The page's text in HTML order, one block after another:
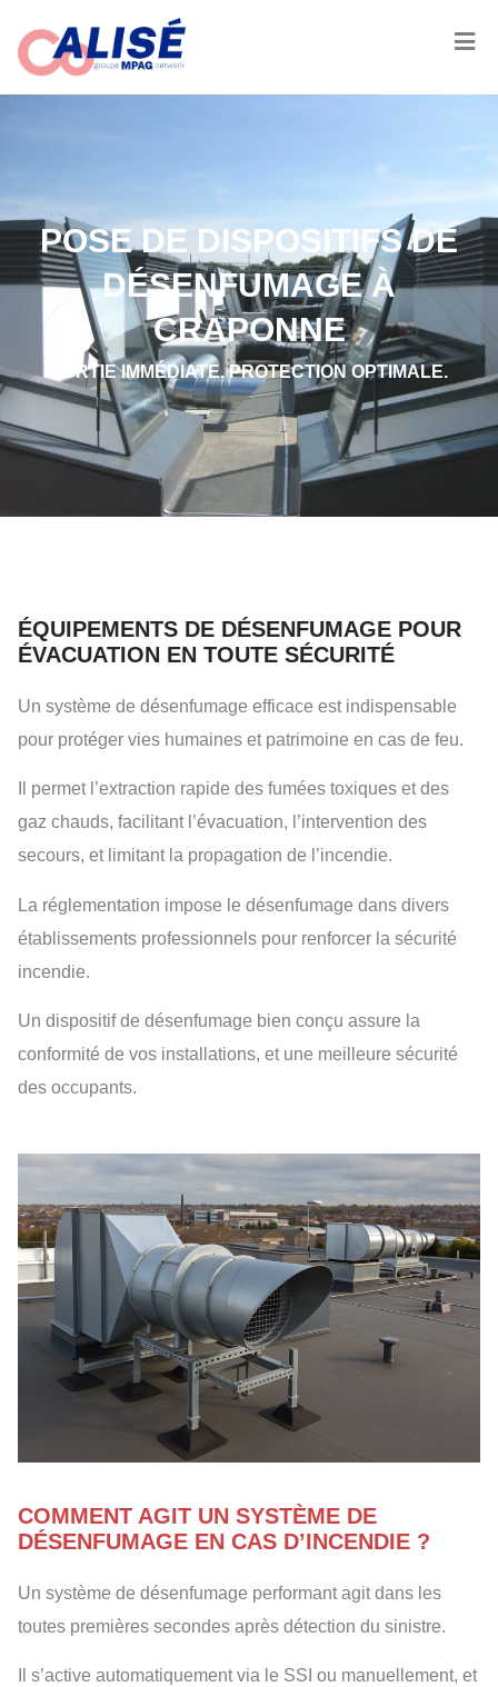
POSE DE DISPOSITIFS DE
DÉSENFUMAGE À
CRAPONNE
SORTIE IMMÉDIATE. PROTECTION OPTIMALE.
ÉQUIPEMENTS DE DÉSENFUMAGE POUR
ÉVACUATION EN TOUTE SÉCURITÉ
Un système de désenfumage efficace est indispensable
pour protéger vies humaines et patrimoine en cas de feu.
Il permet l’extraction rapide des fumées toxiques et des
gaz chauds, facilitant l’évacuation, l’intervention des
secours, et limitant la propagation de l’incendie.
La réglementation impose le désenfumage dans divers
établissements professionnels pour renforcer la sécurité
incendie.
Un dispositif de désenfumage bien conçu assure la
conformité de vos installations, et une meilleure sécurité
des occupants.
COMMENT AGIT UN SYSTÈME DE
DÉSENFUMAGE EN CAS D’INCENDIE ?
Un système de désenfumage performant agit dans les
toutes premières secondes après détection du sinistre.
Il s’active automatiquement via le SSI ou manuellement, et